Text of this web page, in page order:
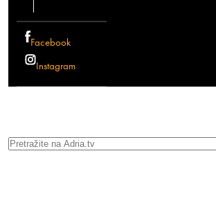
Facebook
Instagram
Search